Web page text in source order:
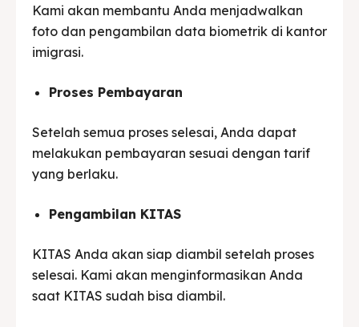
Kami akan membantu Anda menjadwalkan
foto dan pengambilan data biometrik di kantor
imigrasi.
Proses Pembayaran
Setelah semua proses selesai, Anda dapat
melakukan pembayaran sesuai dengan tarif
yang berlaku.
Pengambilan KITAS
KITAS Anda akan siap diambil setelah proses
selesai. Kami akan menginformasikan Anda
saat KITAS sudah bisa diambil.